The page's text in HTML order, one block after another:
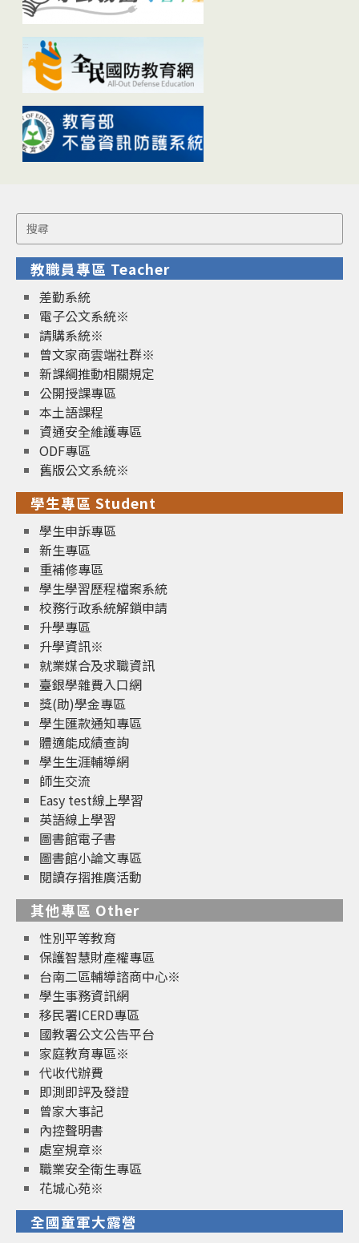
Search
for:
教職員專區 Teacher
差勤系統
電子公文系統※
請購系統※
曾文家商雲端社群※
新課綱推動相關規定
公開授課專區
本土語課程
資通安全維護專區
ODF專區
舊版公文系統※
學生專區 Student
學生申訴專區
新生專區
重補修專區
學生學習歷程檔案系統
校務行政系統解鎖申請
升學專區
升學資訊※
就業媒合及求職資訊
臺銀學雜費入口網
獎(助)學金專區
學生匯款通知專區
體適能成績查詢
學生生涯輔導網
師生交流
Easy test線上學習
英語線上學習
圖書館電子書
圖書館小論文專區
閱讀存摺推廣活動
其他專區 Other
性別平等教育
保護智慧財產權專區
台南二區輔導諮商中心※
學生事務資訊網
移民署ICERD專區
國教署公文公告平台
家庭教育專區※
代收代辦費
即測即評及發證
曾家大事記
內控聲明書
處室規章※
職業安全衛生專區
花城心苑※
全國童軍大露營